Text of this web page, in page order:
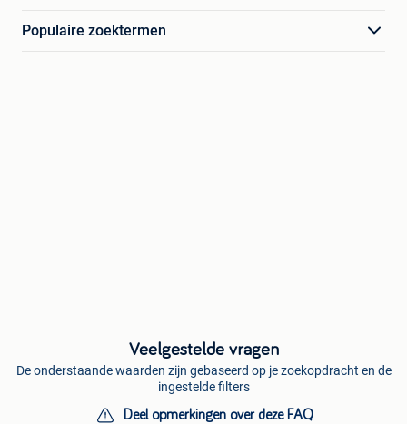
Populaire zoektermen
Veelgestelde vragen
De onderstaande waarden zijn gebaseerd op je zoekopdracht en de
ingestelde filters
Deel opmerkingen over deze FAQ